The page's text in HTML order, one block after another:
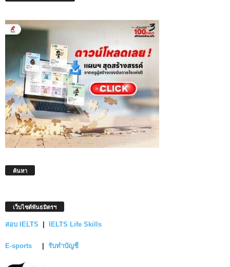
ค้นหา
เว็บไซต์พันธมิตรฯ
สอบ IELTS IELTS Life Skills
E-sports รับทำบัญชี